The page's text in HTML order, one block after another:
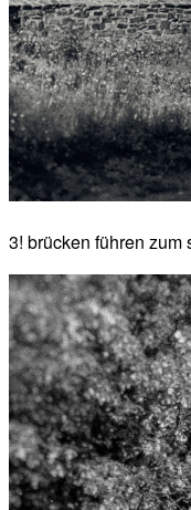
3! brücken führen zum